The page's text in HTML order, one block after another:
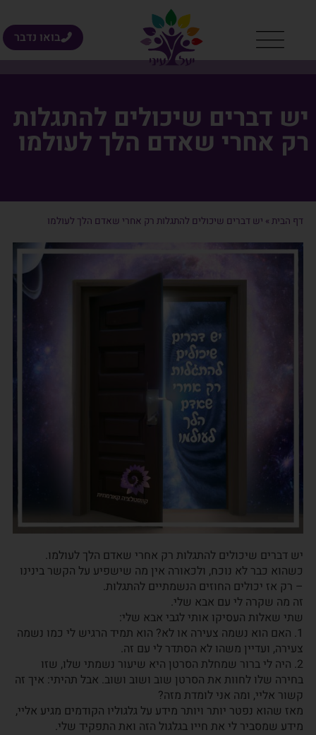
בואו נדבר
יש דברים שיכולים להתגלות
רק אחרי שאדם הלך לעולמו
דף הבית» יש דברים שיכולים להתגלות רק אחרי שאדם הלך לעולמו
יש דברים שיכולים להתגלות רק אחרי שאדם הלך לעולמו.
כשהוא כבר לא נוכח, ולכאורה אין מה שישפיע על הקשר בינינו
– רק אז יכולים החוזים הנשמתיים להתגלות.
זה מה שקרה לי עם אבא שלי.
שתי שאלות העסיקו אותי לגבי אבא שלי:
1. האם הוא נשמה צעירה או לא? הוא תמיד הרגיש לי כמו נשמה
צעירה, ועדיין משהו לא הסתדר לי עם זה.
2. היה לי ברור שמחלת הסרטן היא שיעור נשמתי שלו, שזו
בחירה שלו לחוות את הסרטן שוב ושוב ושוב. אבל תהיתי: איך זה
קשור אליי, ומה אני לומדת מזה?
מאז שהוא נפטר יותר ויותר מידע על גלגוליו הקודמים מגיע אליי,
מידע שמסביר לי את חייו בגלגול הזה ואת התפקיד שלי.